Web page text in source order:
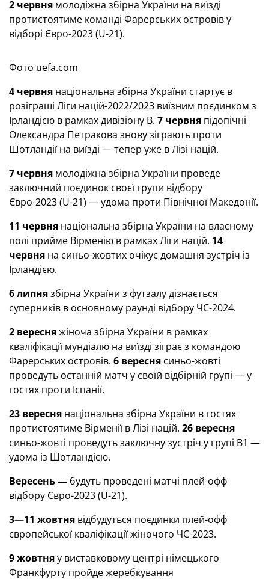
2 червня молодіжна збірна України на виїзді
протистоятиме команді Фарерських островів у
відборі Євро-2023 (U-21).
Фото uefa.com
4 червня національна збірна України стартує в
розіграші Ліги націй-2022/2023 виїзним поєдинком з
Ірландією в рамках дивізіону В. 7 червня підопічні
Олександра Петракова знову зіграють проти
Шотландії на виїзді — тепер уже в Лізі націй.
7 червня молодіжна збірна України проведе
заключний поєдинок своєї групи відбору
Євро-2023 (U-21) — удома проти Північної Македонії.
11 червня національна збірна України на власному
полі прийме Вірменію в рамках Ліги націй. 14
червня на синьо-жовтих очікує домашня зустріч із
Ірландією.
6 липнязбірна України з футзалу дізнається
суперників в основному раунді відбору ЧС-2024.
2 вересняжіноча збірна України в рамках
кваліфікації мундіалю на виїзді зіграє з командою
Фарерських островів. 6 вересня синьо-жовті
проведуть останній матч у своїй відбірній групі — у
гостях проти Іспанії.
23 вересня національна збірна України в гостях
протистоятиме Вірменії в Лізі націй. 26 вересня
синьо-жовті проведуть заключну зустріч у групі В1 —
удома із Шотландією.
Вересень — будуть проведені матчі плей-офф
відбору Євро-2023 (U-21).
3—11 жовтня відбудуться поєдинки плей-офф
європейської кваліфікації жіночого ЧС-2023.
9 жовтняу виставковому центрі німецького
Франкфурту пройде жеребкування